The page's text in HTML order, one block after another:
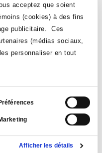
acceptez que soient
(cookies) à des fins
publicitaire. Ces
(médias sociaux,
personnaliser en tout
Afficher les détails
la vôtre dès maintenant!
lien
dans
nouvelle
Ce